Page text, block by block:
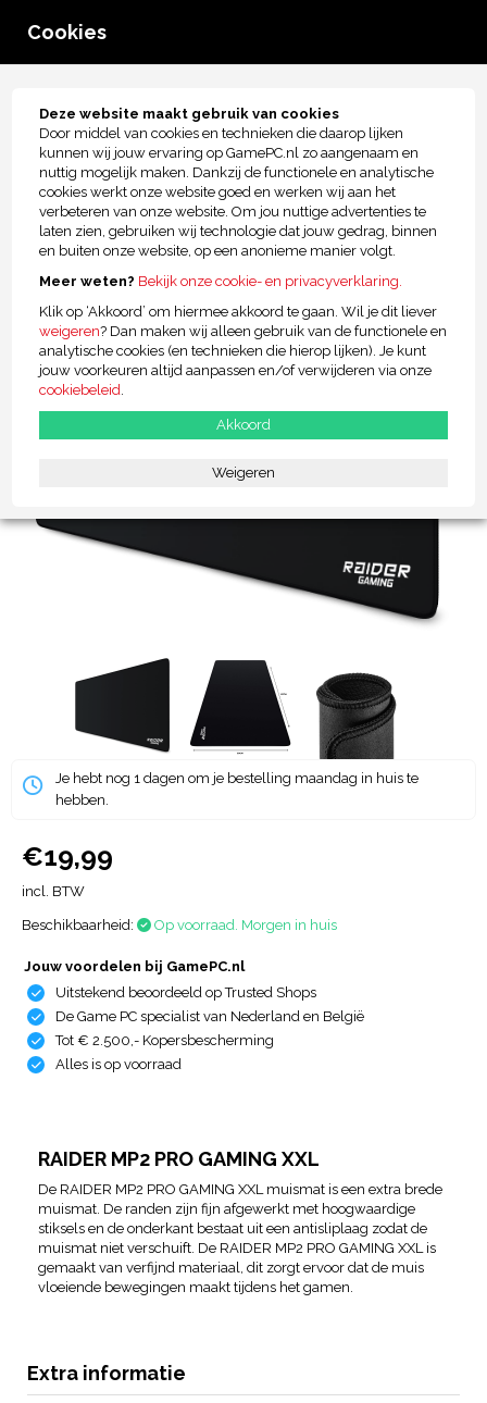
Cookies
Deze website maakt gebruik van cookies
Door middel van cookies en technieken die daarop lijken
kunnen wij jouw ervaring op GamePC.nl zo aangenaam en
nuttig mogelijk maken. Dankzij de functionele en analytische
cookies werkt onze website goed en werken wij aan het
verbeteren van onze website. Om jou nuttige advertenties te
laten zien, gebruiken wij technologie dat jouw gedrag, binnen
en buiten onze website, op een anonieme manier volgt.
Meer weten? Bekijk onze cookie- en privacyverklaring.
Klik op ‘Akkoord’ om hiermee akkoord te gaan. Wil je dit liever
weigeren? Dan maken wij alleen gebruik van de functionele en
analytische cookies (en technieken die hierop lijken). Je kunt
jouw voorkeuren altijd aanpassen en/of verwijderen via onze
cookiebeleid.
Akkoord
Weigeren
RAIDER MP2 PRO GAMING XXL
Je hebt nog 1 dagen om je bestelling maandag in huis te
hebben.
€19,99
incl. BTW
Beschikbaarheid: Op voorraad. Morgen in huis
Jouw voordelen bij GamePC.nl
Uitstekend beoordeeld op Trusted Shops
De Game PC specialist van Nederland en België
Tot € 2.500,- Kopersbescherming
Alles is op voorraad
RAIDER MP2 PRO GAMING XXL
De RAIDER MP2 PRO GAMING XXL muismat is een extra brede
muismat. De randen zijn fijn afgewerkt met hoogwaardige
stiksels en de onderkant bestaat uit een antisliplaag zodat de
muismat niet verschuift. De RAIDER MP2 PRO GAMING XXL is
gemaakt van verfijnd materiaal, dit zorgt ervoor dat de muis
vloeiende bewegingen maakt tijdens het gamen.
Extra informatie